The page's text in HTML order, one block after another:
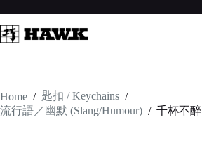
to
content
Home / 匙扣 / Keychains /
流行語／幽默 (Slang/Humour) / 千杯不醉